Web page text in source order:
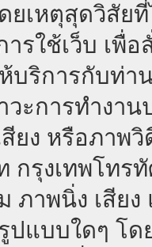
ยเหตุสุดวิสัย
รใช้เว็บ เพื่
บริการกับท่
ะการทำงา
ยง หรือภาพ
กรุงเทพโทร
ภาพนิ่ง เสีย
ปแบบใดๆ โ